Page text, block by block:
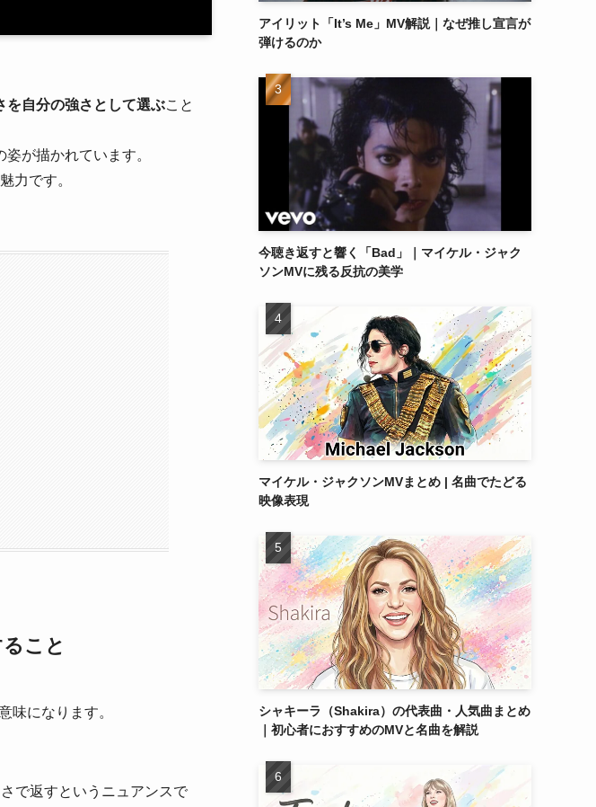
を自分の強さとして選ぶこと
が描かれています。
力です。
こと
味になります。
で返すというニュアンスで
アイリット「It’s Me」MV解説｜なぜ推し宣言が
弾けるのか
今聴き返すと響く「Bad」｜マイケル・ジャク
ソンMVに残る反抗の美学
マイケル・ジャクソンMVまとめ | 名曲でたどる
映像表現
シャキーラ（Shakira）の代表曲・人気曲まとめ
｜初心者におすすめのMVと名曲を解説